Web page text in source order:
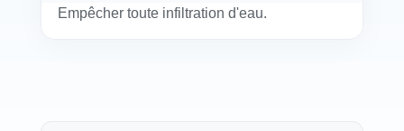
Empêcher toute infiltration d'eau.